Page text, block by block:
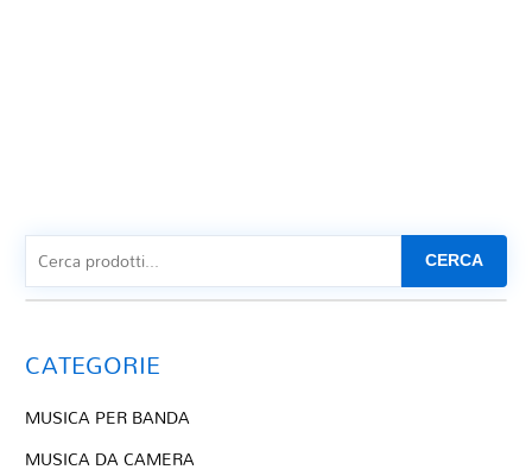
CERCA
CATEGORIE
MUSICA PER BANDA
MUSICA DA CAMERA